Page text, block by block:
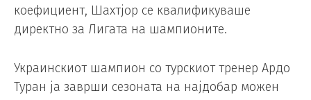
коефициент, Шахтјор се квалификуваше
директно за Лигата на шампионите.
Украинскиот шампион со турскиот тренер Ардо
Туран ја заврши сезоната на најдобар можен